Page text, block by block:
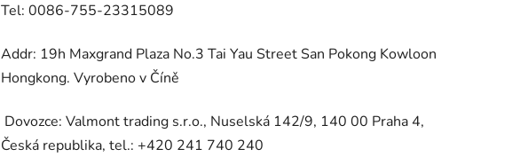
Tel: 0086-755-23315089
Addr: 19h Maxgrand Plaza No.3 Tai Yau Street San Pokong Kowloon
Hongkong. Vyrobeno v Číně
Dovozce: Valmont trading s.r.o., Nuselská 142/9, 140 00 Praha 4,
Česká republika, tel.: +420 241 740 240